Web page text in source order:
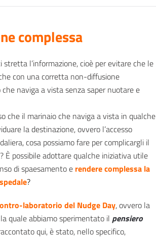
complessa
l’informazione, cioè per evitare che le
con una corretta non-diffusione
naviga a vista senza saper nuotare e
che il marinaio che naviga a vista in qualche
la destinazione, ovvero l’accesso
cosa possiamo fare per complicargli il
È possibile adottare qualche iniziativa utile
di spaesamento e rendere complessa la
?
laboratorio del Nudge Day, ovvero la
quale abbiamo sperimentato il pensiero
qui, è stato, nello specifico,